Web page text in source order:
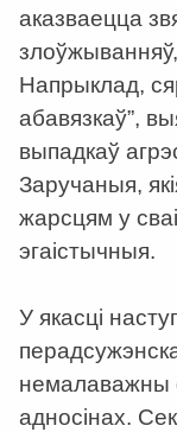
аказваецца
Напрыклад,
абавязкаў”,
выпадкаў
Заручаныя,
жарсцям у
эгаістычныя.
У якасці
немалаважны
адносінах.